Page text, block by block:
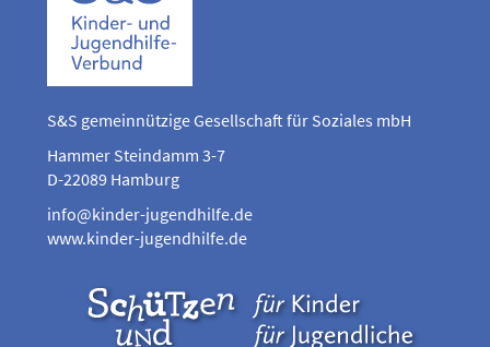
S&S gemeinnützige Gesellschaft für Soziales mbH
Hammer Steindamm 3-7
D-22089 Hamburg
info@kinder-jugendhilfe.de
www.kinder-jugendhilfe.de